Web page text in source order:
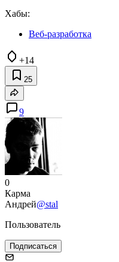
Хабы:
Веб-разработка
+14
25
9
0
Карма
Андрей@stal
Пользователь
Подписаться